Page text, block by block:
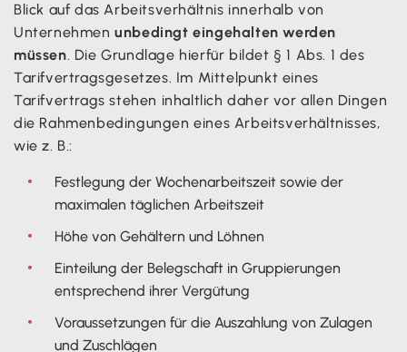
Blick auf das Arbeitsverhältnis innerhalb von
Unternehmenunbedingt eingehalten werden
müssen. Die Grundlage hierfür bildet § 1 Abs. 1 des
Tarifvertragsgesetzes. Im Mittelpunkt eines
Tarifvertrags stehen inhaltlich daher vor allen Dingen
die Rahmenbedingungen eines Arbeitsverhältnisses,
wie z. B.:
Festlegung der Wochenarbeitszeit sowie der
maximalen täglichen Arbeitszeit
Höhe von Gehältern und Löhnen
Einteilung der Belegschaft in Gruppierungen
entsprechend ihrer Vergütung
Voraussetzungen für die Auszahlung von Zulagen
und Zuschlägen